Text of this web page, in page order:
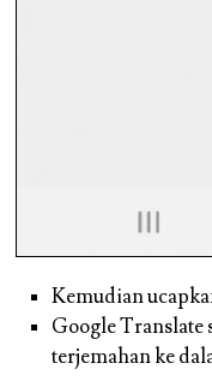
Kemudian
Google Translate
terjemahan ke